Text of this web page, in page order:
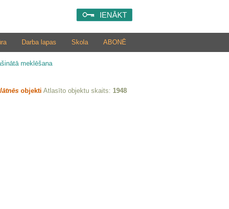
IENĀKT
ABONĒ
Skola
Darba lapas
meklēšana
objekti Atlasīto objektu skaits: 1948